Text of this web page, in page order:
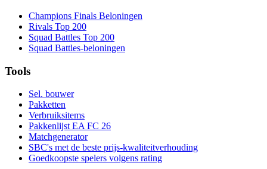
Champions Finals Beloningen
Rivals Top 200
Squad Battles Top 200
Squad Battles-beloningen
Tools
Sel. bouwer
Pakketten
Verbruiksitems
Pakkenlijst EA FC 26
Matchgenerator
SBC's met de beste prijs-kwaliteitverhouding
Goedkoopste spelers volgens rating